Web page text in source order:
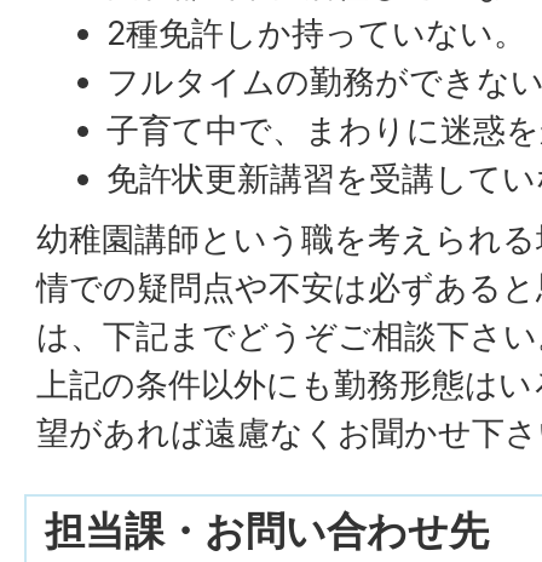
2種免許しか持っていない。
フルタイムの勤務ができな
子育て中で、まわりに迷惑
免許状更新講習を受講して
幼稚園講師という職を考えられ
情での疑問点や不安は必ずある
は、下記までどうぞご相談下さ
上記の条件以外にも勤務形態は
望があれば遠慮なくお聞かせ下
担当課・お問い合わせ先